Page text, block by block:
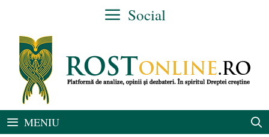
conținut
Social
MENIU